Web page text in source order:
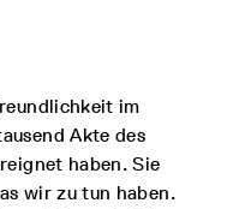
im
Akte des
haben. Sie
wir zu tun haben.